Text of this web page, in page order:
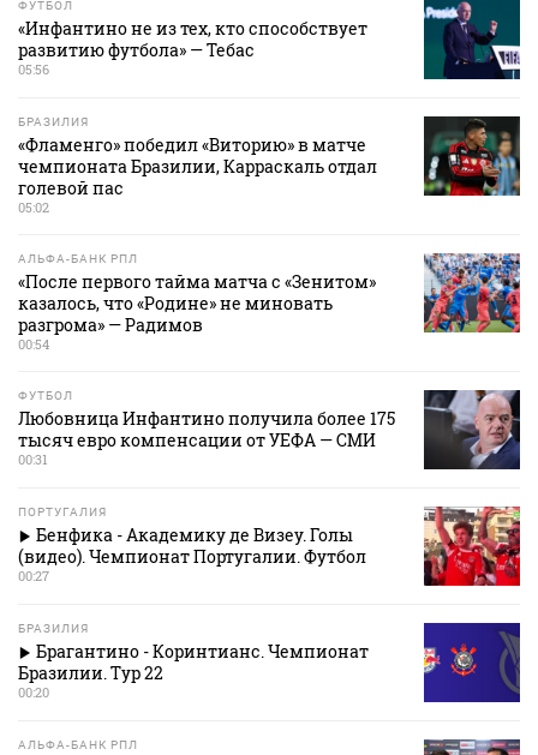
ФУТБОЛ
«Инфантино не из тех, кто способствует
развитию футбола» — Тебас
05:56
БРАЗИЛИЯ
«Фламенго» победил «Виторию» в матче
чемпионата Бразилии, Карраскаль отдал
голевой пас
05:02
АЛЬФА-БАНК РПЛ
«После первого тайма матча с «Зенитом»
казалось, что «Родине» не миновать
разгрома» — Радимов
00:54
ФУТБОЛ
Любовница Инфантино получила более 175
тысяч евро компенсации от УЕФА — СМИ
00:31
ПОРТУГАЛИЯ
Бенфика - Академику де Визеу. Голы
(видео). Чемпионат Португалии. Футбол
00:27
БРАЗИЛИЯ
Брагантино - Коринтианс. Чемпионат
Бразилии. Тур 22
00:20
АЛЬФА-БАНК РПЛ